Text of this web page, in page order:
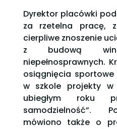
Dyrektor placówki
za rzetelna pracę,
cierpliwe znoszenie
z budową
niepełnosprawnych.
osiągnięcia
w szkole projekty
ubiegłym roku
samodzielność”.
mówiono także o